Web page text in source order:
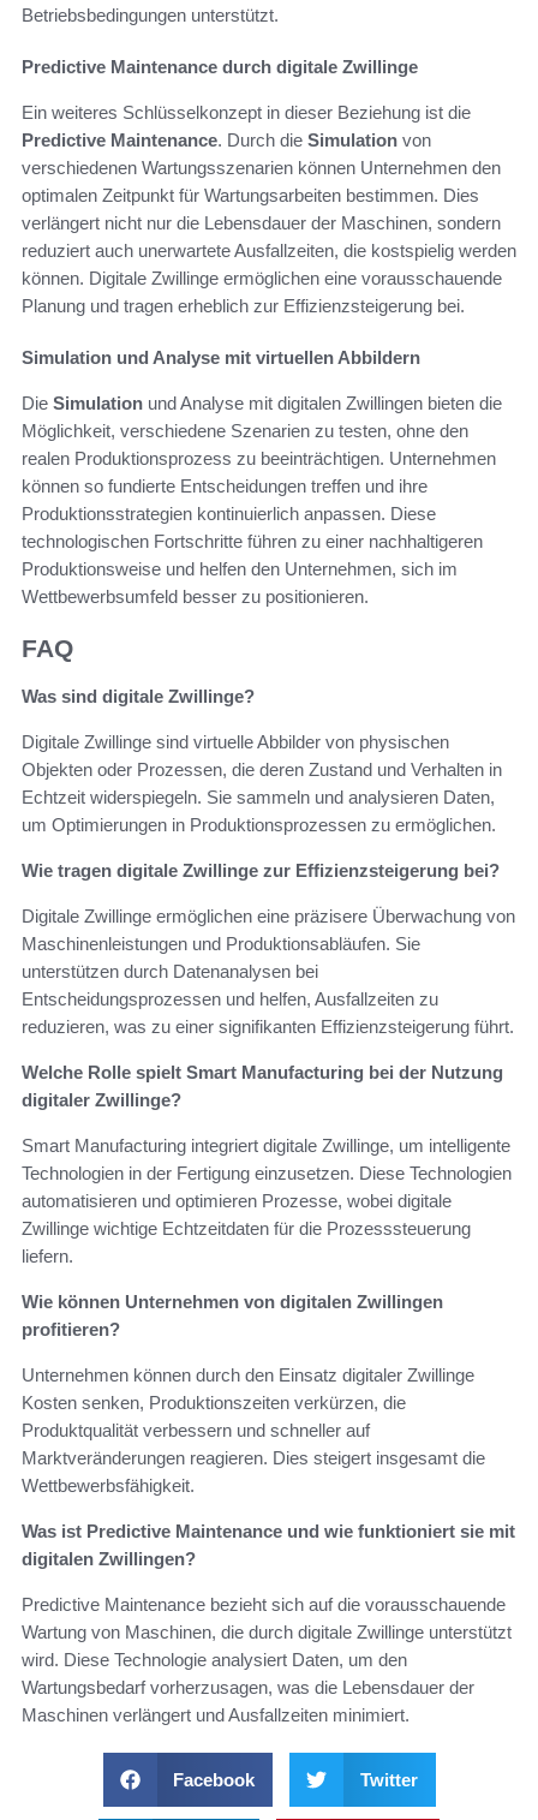
Betriebsbedingungen unterstützt.
Predictive Maintenance durch digitale Zwillinge
Ein weiteres Schlüsselkonzept in dieser Beziehung ist die
Predictive Maintenance. Durch die Simulation von
verschiedenen Wartungsszenarien können Unternehmen den
optimalen Zeitpunkt für Wartungsarbeiten bestimmen. Dies
verlängert nicht nur die Lebensdauer der Maschinen, sondern
reduziert auch unerwartete Ausfallzeiten, die kostspielig werden
können. Digitale Zwillinge ermöglichen eine vorausschauende
Planung und tragen erheblich zur Effizienzsteigerung bei.
Simulation und Analyse mit virtuellen Abbildern
Die Simulation und Analyse mit digitalen Zwillingen bieten die
Möglichkeit, verschiedene Szenarien zu testen, ohne den
realen Produktionsprozess zu beeinträchtigen. Unternehmen
können so fundierte Entscheidungen treffen und ihre
Produktionsstrategien kontinuierlich anpassen. Diese
technologischen Fortschritte führen zu einer nachhaltigeren
Produktionsweise und helfen den Unternehmen, sich im
Wettbewerbsumfeld besser zu positionieren.
FAQ
Was sind digitale Zwillinge?
Digitale Zwillinge sind virtuelle Abbilder von physischen
Objekten oder Prozessen, die deren Zustand und Verhalten in
Echtzeit widerspiegeln. Sie sammeln und analysieren Daten,
um Optimierungen in Produktionsprozessen zu ermöglichen.
Wie tragen digitale Zwillinge zur Effizienzsteigerung bei?
Digitale Zwillinge ermöglichen eine präzisere Überwachung von
Maschinenleistungen und Produktionsabläufen. Sie
unterstützen durch Datenanalysen bei
Entscheidungsprozessen und helfen, Ausfallzeiten zu
reduzieren, was zu einer signifikanten Effizienzsteigerung führt.
Welche Rolle spielt Smart Manufacturing bei der Nutzung
digitaler Zwillinge?
Smart Manufacturing integriert digitale Zwillinge, um intelligente
Technologien in der Fertigung einzusetzen. Diese Technologien
automatisieren und optimieren Prozesse, wobei digitale
Zwillinge wichtige Echtzeitdaten für die Prozesssteuerung
liefern.
Wie können Unternehmen von digitalen Zwillingen
profitieren?
Unternehmen können durch den Einsatz digitaler Zwillinge
Kosten senken, Produktionszeiten verkürzen, die
Produktqualität verbessern und schneller auf
Marktveränderungen reagieren. Dies steigert insgesamt die
Wettbewerbsfähigkeit.
Was ist Predictive Maintenance und wie funktioniert sie mit
digitalen Zwillingen?
Predictive Maintenance bezieht sich auf die vorausschauende
Wartung von Maschinen, die durch digitale Zwillinge unterstützt
wird. Diese Technologie analysiert Daten, um den
Wartungsbedarf vorherzusagen, was die Lebensdauer der
Maschinen verlängert und Ausfallzeiten minimiert.
Facebook Twitter